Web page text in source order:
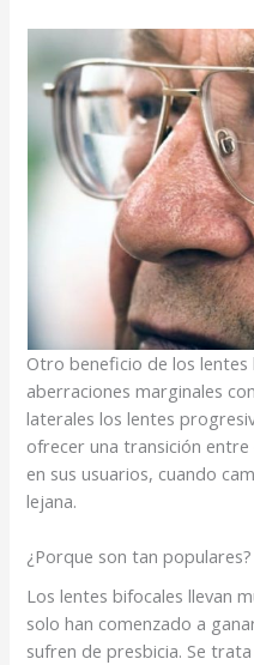
Otro beneficio de los
aberraciones marginales
laterales los lentes
ofrecer una transición
en sus usuarios, cuando
lejana.
¿Porque son tan populares?
Los lentes bifocales llevan
solo han comenzado a
sufren de presbicia. Se